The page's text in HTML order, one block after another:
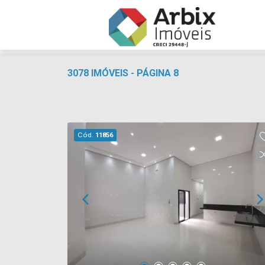
3078 IMÓVEIS - PÁGINA 8
Cód. 11856